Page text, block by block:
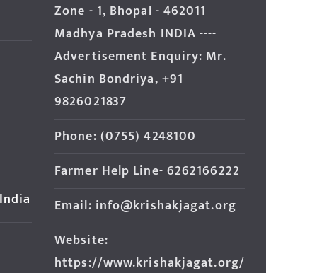
Zone - 1, Bhopal - 462011
Madhya Pradesh INDIA ----
Advertisement Enquiry: Mr.
Sachin Bondriya, +91
9826021837
Phone: (0755) 4248100
Farmer Help Line- 6262166222
Email: info@krishakjagat.org
Website:
https://www.krishakjagat.org/